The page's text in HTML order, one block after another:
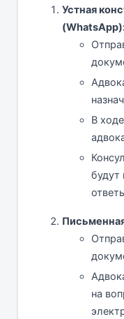
Устная
В
будут
на